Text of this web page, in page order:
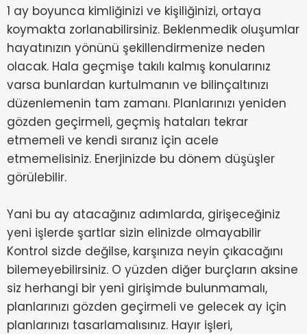
1 ay boyunca kimliğinizi ve kişiliğinizi, ortaya
koymakta zorlanabilirsiniz. Beklenmedik oluşumlar
hayatınızın yönünü şekillendirmenize neden
olacak. Hala geçmişe takılı kalmış konularınız
varsa bunlardan kurtulmanın ve bilinçaltınızı
düzenlemenin tam zamanı. Planlarınızı yeniden
gözden geçirmeli, geçmiş hataları tekrar
etmemeli ve kendi sıranız için acele
etmemelisiniz. Enerjinizde bu dönem düşüşler
görülebilir.
Yani bu ay atacağınız adımlarda, girişeceğiniz
yeni işlerde şartlar sizin elinizde olmayabilir
Kontrol sizde değilse, karşınıza neyin çıkacağını
bilemeyebilirsiniz. O yüzden diğer burçların aksine
siz herhangi bir yeni girişimde bulunmamalı,
planlarınızı gözden geçirmeli ve gelecek ay için
planlarınızı tasarlamalısınız. Hayır işleri,